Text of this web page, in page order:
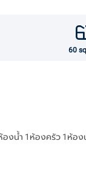
60
องน้ำ 1ห้องครัว 1ห้อง